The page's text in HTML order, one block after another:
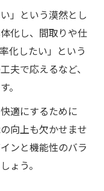
士の提案力
得るヒント
ムの実践法
ーム成功ガイド
実現する流れ
リフォーム術
士のアドバイス
の進め方
な準備とは
」という漠然とし
化し、間取りや仕
化したい」という
夫で応えるなど、
。
適にするために
向上も欠かせませ
ンと機能性のバラ
ょう。